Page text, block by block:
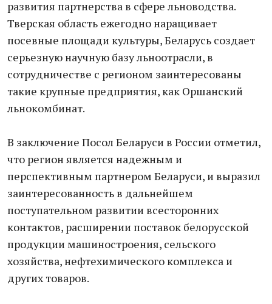
развития партнерства в сфере льноводства.
Тверская область ежегодно наращивает
посевные площади культуры, Беларусь создает
серьезную научную базу льноотрасли, в
сотрудничестве с регионом заинтересованы
такие крупные предприятия, как Оршанский
льнокомбинат.
В заключение Посол Беларуси в России отметил,
что регион является надежным и
перспективным партнером Беларуси, и выразил
заинтересованность в дальнейшем
поступательном развитии всесторонних
контактов, расширении поставок белорусской
продукции машиностроения, сельского
хозяйства, нефтехимического комплекса и
других товаров.